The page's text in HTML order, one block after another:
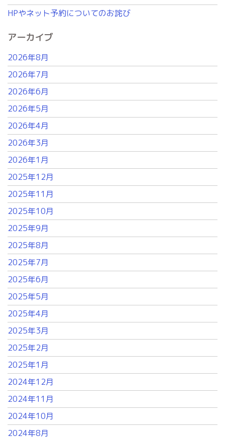
HPやネット予約についてのお詫び
アーカイブ
2026年8月
2026年7月
2026年6月
2026年5月
2026年4月
2026年3月
2026年1月
2025年12月
2025年11月
2025年10月
2025年9月
2025年8月
2025年7月
2025年6月
2025年5月
2025年4月
2025年3月
2025年2月
2025年1月
2024年12月
2024年11月
2024年10月
2024年8月